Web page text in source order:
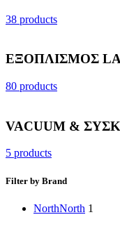
38 products
ΕΞΟΠΛΙΣΜΟΣ
80 products
VACUUM &
5 products
Filter by Brand
NorthNorth 1